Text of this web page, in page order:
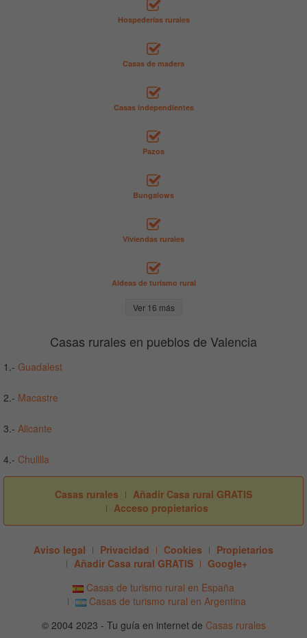
Hospederías rurales
Casas de madera
Casas independientes
Pazos
Bungalows
Viviendas rurales
Aldeas de turismo rural
Ver 16 más
Casas rurales en pueblos de Valencia
1.- Guadalest
2.- Macastre
3.- Alicante
4.- Chulilla
Casas rurales
Añadir Casa rural GRATIS
Acceso propietarios
Aviso legal Privacidad Cookies
Propietarios
Añadir Casa rural GRATIS
Google+
Casas de turismo rural en España
Casas de turismo rural en Argentina
© 2004 2023 - Tu guía en internet de Casas rurales